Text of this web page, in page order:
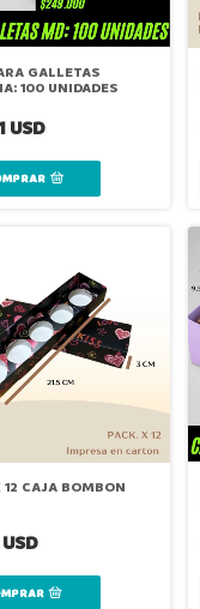
GALLETAS
100 UNIDADES
USD
12 CAJA BOMBON